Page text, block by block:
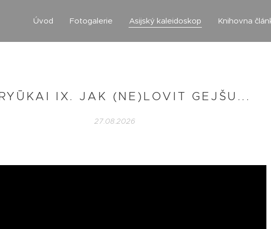
Úvod Fotogalerie Asijský kaleidoskop Knihovna
IX. JAK (NE)LOVIT GEJŠU...
27.08.2026